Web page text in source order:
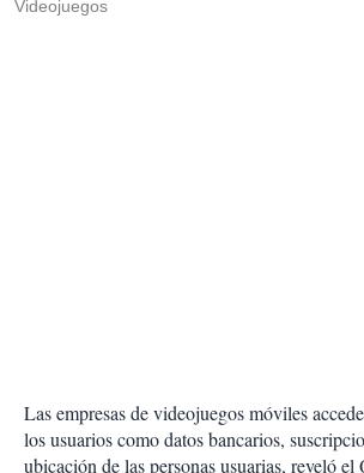
Videojuegos
Las empresas de videojuegos móviles
los usuarios como datos bancarios,
ubicación de las personas usuarias, reveló